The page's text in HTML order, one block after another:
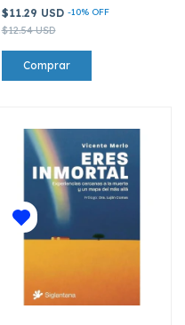
$11.29 USD -10% OFF
$12.54 USD